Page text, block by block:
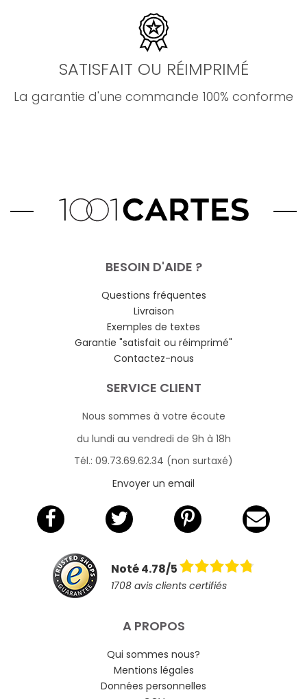
SATISFAIT OU RÉIMPRIMÉ
La garantie d'une commande 100% conforme
BESOIN D'AIDE ?
Questions fréquentes
Livraison
Exemples de textes
Garantie "satisfait ou réimprimé"
Contactez-nous
SERVICE CLIENT
Nous sommes à votre écoute
du lundi au vendredi de 9h à 18h
Tél.: 09.73.69.62.34 (non surtaxé)
Envoyer un email
Noté 4.78/5
1708 avis clients certifiés
A PROPOS
Qui sommes nous?
Mentions légales
Données personnelles